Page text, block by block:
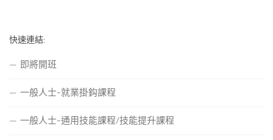
快速連結:
即將開班
一般人士-就業掛鈎課程
一般人士-通用技能課程/技能提升課程